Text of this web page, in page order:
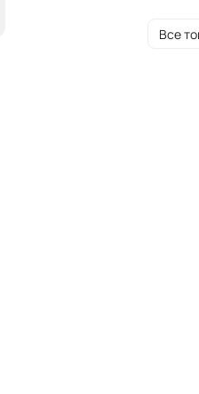
Все